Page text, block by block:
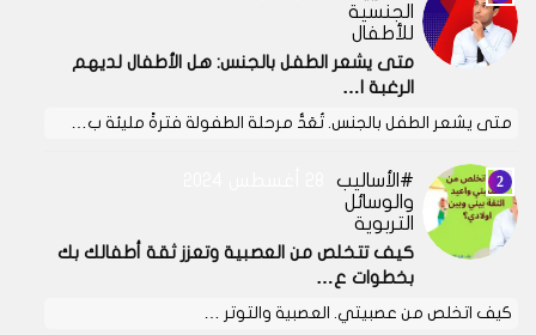
الجنسية
للأطفال
متى يشعر الطفل بالجنس: هل الأطفال لديهم
الرغبة ا…
متى يشعر الطفل بالجنس. تُعَدُّ مرحلة الطفولة فترةً مليئة ب…
الأساليب
والوسائل
التربوية
كيف تتخلص من العصبية وتعزز ثقة أطفالك بك
بخطوات ع…
كيف اتخلص من عصبيتي. العصبية والتوتر …